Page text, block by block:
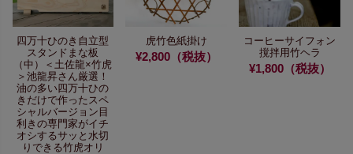
四万十ひのき自立型
スタンドまな板
（中）
＜土佐龍×竹虎
＞池龍昇さん厳選！
油の多い四万十ひの
きだけで作った スペ
シャルバージョン 目
利きの専門家がイチ
オシするサッと水切
りできる竹虎オリ
虎竹色紙掛け
¥2,800（税抜）
コーヒーサイフォン
撹拌用竹ヘラ
¥1,800（税抜）